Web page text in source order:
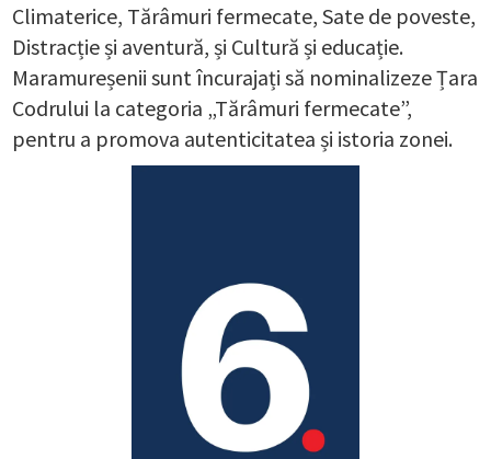
Climaterice, Tărâmuri fermecate, Sate de poveste,
Distracție și aventură, și Cultură și educație.
Maramureșenii sunt încurajați să nominalizeze Țara
Codrului la categoria „Tărâmuri fermecate”,
pentru a promova autenticitatea și istoria zonei.